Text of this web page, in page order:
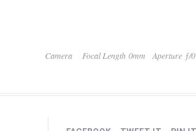
Camera Focal Length 0mm Aperture ƒ/0